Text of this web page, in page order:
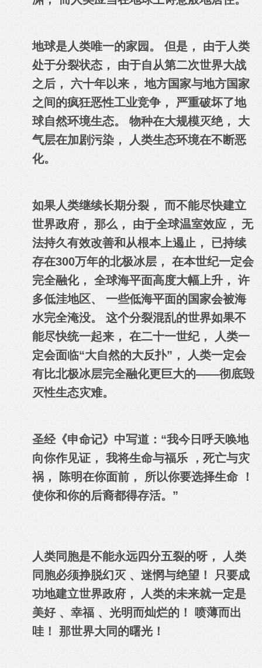
地球是人类唯一的家园。 但是， 由于人类
处于分裂状态， 由于自从第二次世界大战
之后， 六十年以来， 地方国家与地方国家
之间的疯狂恶性工业竞争， 严重破坏了地
球自然环境生态。 物种在大规模灭绝， 大
气层在加剧污染， 人类生态环境在不断恶
化。
如果人类继续长期分裂， 而不能尽快建立
世界政府， 那么， 由于全球温室效应， 无
法持久有效改善和从根本上遏止， 已持续
存在300万年的北极冰层， 在本世纪一定会
完全融化， 全球海平面高度大幅上升， 许
多低洼地区、 一些低海平面的国家会被海
水完全淹没。 这个分裂混乱的世界如果不
能尽快统一起来， 在二十一世纪， 人类一
定会面临“大自然的大反扑”， 人类一定会
有比北极冰层完全融化更巨大的——彻底毁
灭性生态灾难。
圣经《申命记》中写道： “我今日呼天唤地
向你作见证 ， 我将生命与福乐 ，死亡与灾
祸， 陈明在你面前 ， 所以你要选择生命 ！
使你和你的后裔都得存活。 ”
人类同胞是不能永远四分五裂的呀， 人类
同胞必须挣脱幻灭 、迷惘与绝望！ 只要成
功地建立世界政府， 人类的未来就一定是
美好 、幸福 、光明而灿烂的！ 喷薄而出
哇！ 那世界大同的曙光！